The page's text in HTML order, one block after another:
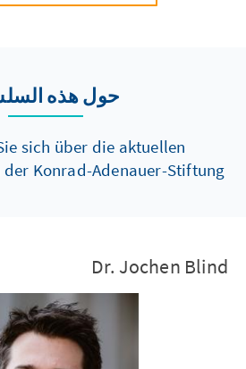
حول هذه
sich über die aktuellen
Konrad-Adenauer-Stiftung.
Dr. Jochen Blind